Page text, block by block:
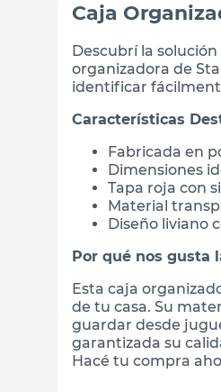
Caja
Descubrí la
organizadora de
identificar
Características
Fabricada en
Dimensiones
Tapa roja con
Material
Diseño liviano
Por qué nos gusta
Esta caja
de tu casa. Su
guardar desde
garantizada su
Hacé tu compra